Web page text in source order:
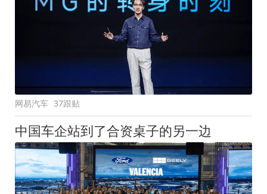
网易汽车 37跟贴
中国车企站到了合资桌子的另一边